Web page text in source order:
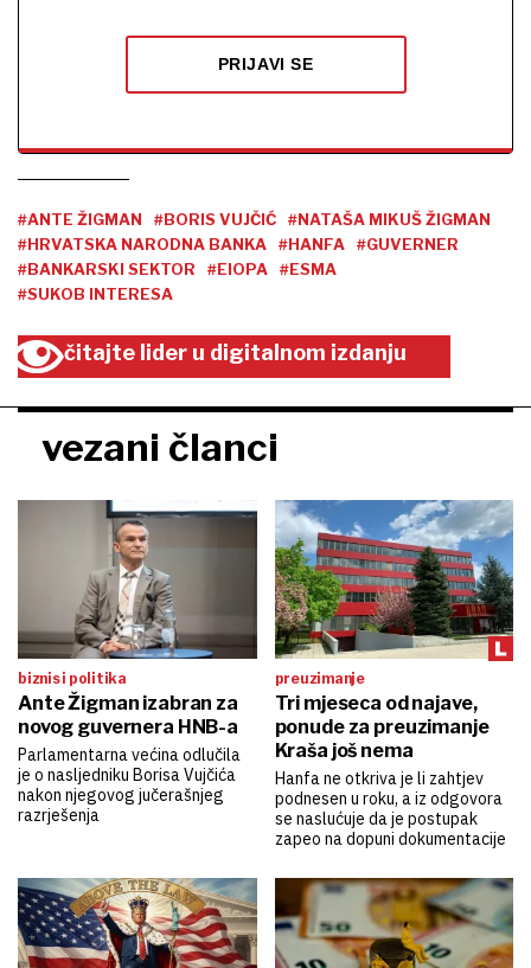
PRIJAVI SE
#ANTE ŽIGMAN #BORIS VUJČIĆ
#NATAŠA MIKUŠ ŽIGMAN
#HRVATSKA NARODNA BANKA
#HANFA
#GUVERNER
#BANKARSKI SEKTOR
#EIOPA
#ESMA
#SUKOB INTERESA
čitajte lider u digitalnom izdanju
vezani članci
biznis i politika
Ante Žigman izabran za
novog guvernera HNB-a
Parlamentarna većina odlučila
je o nasljedniku Borisa Vujčića
nakon njegovog jučerašnjeg
razrješenja
preuzimanje
Tri mjeseca od najave,
ponude za preuzimanje
Kraša još nema
Hanfa ne otkriva je li zahtjev
podnesen u roku, a iz odgovora
se naslućuje da je postupak
zapeo na dopuni dokumentacije